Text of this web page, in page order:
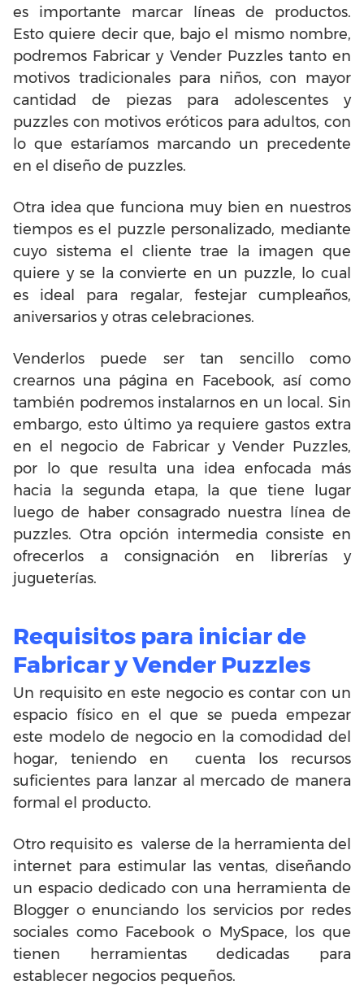
es importante marcar líneas de productos.
Esto quiere decir que, bajo el mismo nombre,
podremos Fabricar y Vender Puzzles tanto en
motivos tradicionales para niños, con mayor
cantidad de piezas para adolescentes y
puzzles con motivos eróticos para adultos, con
lo que estaríamos marcando un precedente
en el diseño de puzzles.
Otra idea que funciona muy bien en nuestros
tiempos es el puzzle personalizado, mediante
cuyo sistema el cliente trae la imagen que
quiere y se la convierte en un puzzle, lo cual
es ideal para regalar, festejar cumpleaños,
aniversarios y otras celebraciones.
Venderlos puede ser tan sencillo como
crearnos una página en Facebook, así como
también podremos instalarnos en un local. Sin
embargo, esto último ya requiere gastos extra
en el negocio de Fabricar y Vender Puzzles,
por lo que resulta una idea enfocada más
hacia la segunda etapa, la que tiene lugar
luego de haber consagrado nuestra línea de
puzzles. Otra opción intermedia consiste en
ofrecerlos a consignación en librerías y
jugueterías.
Requisitos para iniciar de
Fabricar y Vender Puzzles
Un requisito en este negocio es contar con un
espacio físico en el que se pueda empezar
este modelo de negocio en la comodidad del
hogar, teniendo en cuenta los recursos
suficientes para lanzar al mercado de manera
formal el producto.
Otro requisito es valerse de la herramienta del
internet para estimular las ventas, diseñando
un espacio dedicado con una herramienta de
Blogger o enunciando los servicios por redes
sociales como Facebook o MySpace, los que
tienen herramientas dedicadas para
establecer negocios pequeños.